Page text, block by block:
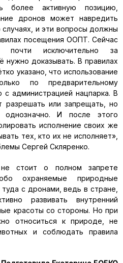
более активную позицию,
дронов может навредить
и эти вопросы должны
посещения ООПТ. Сейчас
почти исключительно за
нужно доказывать. В правилах
указано, что использование
по предварительному
с администрацией нацпарка. В
разрешать или запрещать, но
однозначно. И после этого
исполнение своих же
тех, кто их не исполняет»,
Сергей Скляренко.
стоит о полном запрете
охраняемые природные
с дронами, ведь в стране,
развивать внутренний
красоты со стороны. Но при
относиться к природе, не
и соблюдать правила